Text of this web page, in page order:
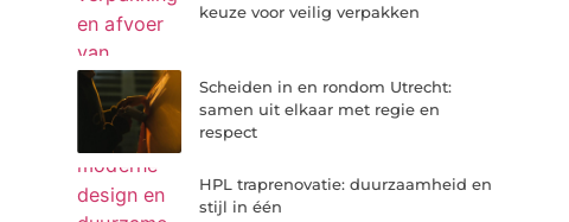
keuze voor veilig verpakken
Scheiden in en rondom Utrecht:
samen uit elkaar met regie en
respect
HPL traprenovatie: duurzaamheid en
stijl in één